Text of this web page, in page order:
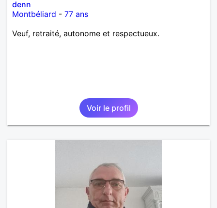
denn
Montbéliard - 77 ans
Veuf, retraité, autonome et respectueux.
Voir le profil